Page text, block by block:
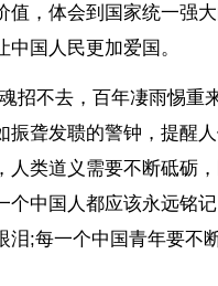
值，体会到国家统一强
中国人民更加爱国。
招不去，百年凄雨惕重
振聋发聩的警钟，提醒
人类道义需要不断砥砺
个中国人都应该永远铭
泪;每一个中国青年要不